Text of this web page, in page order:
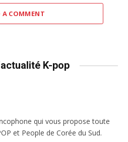
A COMMENT
K-pop
qui vous propose toute
et People de Corée du Sud.